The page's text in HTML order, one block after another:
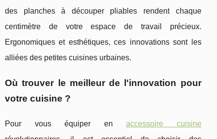
des planches à découper pliables rendent chaque
centimètre de votre espace de travail précieux.
Ergonomiques et esthétiques, ces innovations sont les
alliées des petites cuisines urbaines.
Où trouver le meilleur de l'innovation pour
votre cuisine ?
Pour vous équiper enaccessoire cuisine